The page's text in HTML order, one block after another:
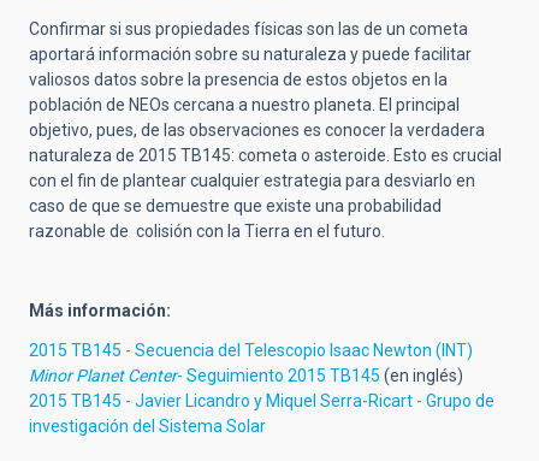
Confirmar si sus propiedades físicas son las de un cometa
aportará información sobre su naturaleza y puede facilitar
valiosos datos sobre la presencia de estos objetos en la
población de NEOs cercana a nuestro planeta. El principal
objetivo, pues, de las observaciones es conocer la verdadera
naturaleza de 2015 TB145: cometa o asteroide. Esto es crucial
con el fin de plantear cualquier estrategia para desviarlo en
caso de que se demuestre que existe una probabilidad
razonable de colisión con la Tierra en el futuro.
Más información:
2015 TB145 - Secuencia del Telescopio Isaac Newton (INT)
Minor Planet Center- Seguimiento 2015 TB145 (en inglés)
2015 TB145 - Javier Licandro y Miquel Serra-Ricart - Grupo de
investigación del Sistema Solar